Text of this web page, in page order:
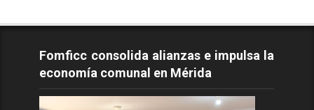
Fomficc consolida alianzas e impulsa la
economía comunal en Mérida